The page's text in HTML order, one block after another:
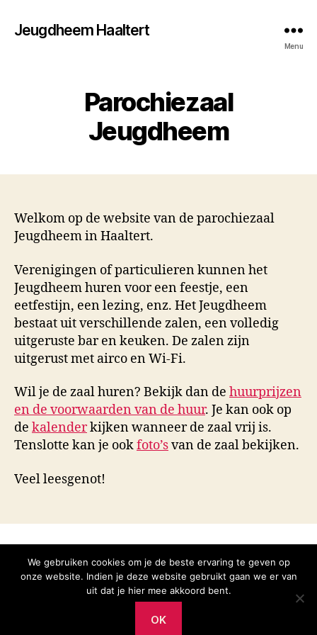
Jeugdheem Haaltert
Menu
Parochiezaal
Jeugdheem
Welkom op de website van de parochiezaal
Jeugdheem in Haaltert.
Verenigingen of particulieren kunnen het
Jeugdheem huren voor een feestje, een
eetfestijn, een lezing, enz. Het Jeugdheem
bestaat uit verschillende zalen, een volledig
uitgeruste bar en keuken. De zalen zijn
uitgerust met airco en Wi-Fi.
Wil je de zaal huren? Bekijk dan de huurprijzen
en de voorwaarden van de huur. Je kan ook op
de kalenderkijken wanneer de zaal vrij is.
Tenslotte kan je ookfoto’svan de zaal bekijken.
Veel leesgenot!
HomeInfo
&
Kalender
Foto’s
Jeugdheem Haaltert
We gebruiken cookies om je de beste ervaring te geven op
onze website. Indien je deze website gebruikt gaan we er van
uit dat je hier mee akkoord bent.
OK